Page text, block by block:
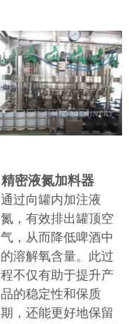
精密液氮加料器
通过向罐内加注液
氮，有效排出罐顶空
气，从而降低啤酒中
的溶解氧含量。此过
程不仅有助于提升产
品的稳定性和保质
期，还能更好地保留